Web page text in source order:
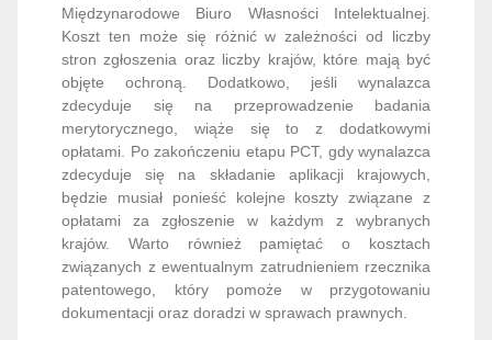
Międzynarodowe Biuro Własności Intelektualnej.
Koszt ten może się różnić w zależności od liczby
stron zgłoszenia oraz liczby krajów, które mają być
objęte ochroną. Dodatkowo, jeśli wynalazca
zdecyduje się na przeprowadzenie badania
merytorycznego, wiąże się to z dodatkowymi
opłatami. Po zakończeniu etapu PCT, gdy wynalazca
zdecyduje się na składanie aplikacji krajowych,
będzie musiał ponieść kolejne koszty związane z
opłatami za zgłoszenie w każdym z wybranych
krajów. Warto również pamiętać o kosztach
związanych z ewentualnym zatrudnieniem rzecznika
patentowego, który pomoże w przygotowaniu
dokumentacji oraz doradzi w sprawach prawnych.